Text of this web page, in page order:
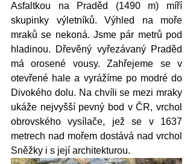
Asfaltkou na Praděd (1490 m) míří
skupinky výletníků. Výhled na moře
mraků se nekoná. Jsme pár metrů pod
hladinou. Dřevěný vyřezávaný Praděd
má orosené vousy. Zahřejeme se v
otevřené hale a vyrážíme po modré do
Divokého dolu. Na chvíli se mezi mraky
ukáže nejvyšší pevný bod v ČR, vrchol
obrovského vysílače, jež se v 1637
metrech nad mořem dostává nad vrchol
Sněžky i s její architekturou.